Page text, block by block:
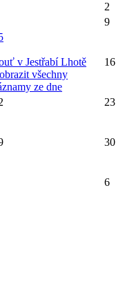
2
9
v Jestřabí Lhotě
všechny
ze dne
16
23
30
6